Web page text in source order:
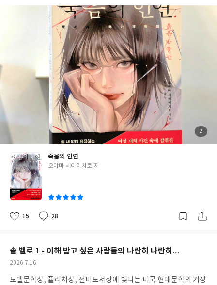
이 좋다'는 느낌을 받았다.수많은 책을 읽으면서도 그런 느낌은 처
음 들었다.내 안에서 뭔가 보이지 않는 감각이 깨어나는 걸까? 무더
위 속에서 이 책을 읽는 기분은 청량한 기운이었다.화자의 눈으로 바
라본 인간의 모습.인간을 아끼고 그리워해서 늘 새로운 인간의 탄생
을 갈망하는 인공지능의 마음이 내게도 닿는다. 독특미를 잔뜩 지닌
이야기다.독서모임에서 함께 읽으면 다양한 이야기들이 뿜어져 나
코. 경시청 부속 범죄 자료관으로 과거 사건의 유류품 및 증거물을
보관하는 곳으로 일명 <붉은 박물관>이라 불리는 곳에서 가끔 사에
코에게서 이런 말이 나오면 그건 사에코가 오랫동안 감춰져있던 사
건의 본질이나 비밀, 단서를 알아냈다는 뜻이다. 1년 전 실수로 인해
이곳으로 좌천된 데라다 사토시는 사에코가 직접 콕 집어서 데려온
형사다. 자신을 대신해 사건 관련자들을 만나고 대화를 하는 역을 맡
단한 지능의 소유자라는 걸 알 수 있다. 그래서인지 마지막 단편에서
사에코의 추리는 정말 허를 찌른다. 어떻게 안경과 다리미가 사라진
걸로 그런 추측을 할 수 있을까? 6편의 단편들이 담긴 <죽음의 인연
> 표제작이기도 한 이 단편의 진실이 밝혀지는 순간이 제일 짜릿했
유로 그런 꾀를 내다니! 그나저나 정말 누가 이긴 걸까? 남자가 여자
를 속였을까, 여자가 두 남자를 속였을까? 아리송하면서 찜찜한 <
삼 십 년 만의 자수> 아. 정말 이런 일도 가능하구나~ 그놈의 재산이
뭐라고~ 하지만 현실은 소설보다 더 잔혹하지.. 이런 경우들이 많이
있을 거 같아 간담이 서늘했던 <이름 없는 협박자> 편의점 인질극
의 진상은? 경찰도 감쪽같이 속인 이 사건의 단서를 시계를 차고 있
~ <세 마리 아기 염소> 와... 복수란 정말... 감쪽같이 속였는데 사에
신들의 실수를 감추려고 한 그들에게 있다고 본다! 실수를 감추기
위해서 여러 사람의 운명까지 바꿔버린 그들의 원죄는 누가 처벌하
편. 아마도 이런 에피들을 통해 사에코가 어떤 사람인가를 알려주려
첨
부
사
2
죽음의 인연
글
오야마 세이이치로 저
좋
15
댓
28
작
솔 벨로 1 - 이해 받고 싶은 사람들의 나란히 나란히...
작
일
2026.7.16
노벨문학상, 퓰리처상, 전미도서상에 빛나는 미국 현대문학의 거장